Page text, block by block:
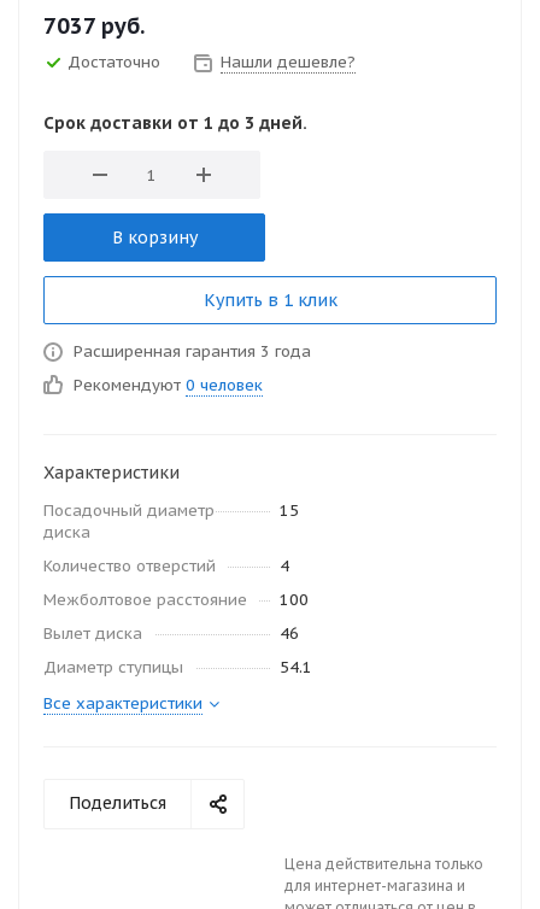
7037 руб.
Достаточно Нашли дешевле?
Срок доставки от 1 до 3 дней.
В корзину
Купить в 1 клик
Расширенная гарантия 3 года
Рекомендуют 0 человек
Характеристики
Посадочный диаметр
диска
15
Количество отверстий
4
Межболтовое расстояние
100
Вылет диска
46
Диаметр ступицы
54.1
Все характеристики
Поделиться
Цена действительна только
для интернет-магазина и